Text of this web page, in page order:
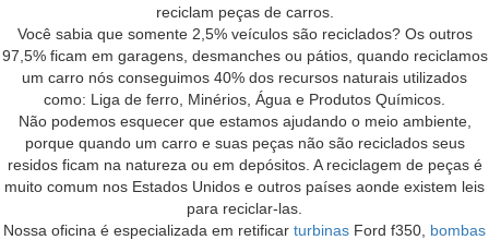
reciclam peças de carros.
Você sabia que somente 2,5% veículos são reciclados? Os outros
97,5% ficam em garagens, desmanches ou pátios, quando reciclamos
um carro nós conseguimos 40% dos recursos naturais utilizados
como: Liga de ferro, Minérios, Água e Produtos Químicos.
Não podemos esquecer que estamos ajudando o meio ambiente,
porque quando um carro e suas peças não são reciclados seus
residos ficam na natureza ou em depósitos. A reciclagem de peças é
muito comum nos Estados Unidos e outros países aonde existem leis
para reciclar-las.
Nossa oficina é especializada em retificar turbinas Ford f350, bombas